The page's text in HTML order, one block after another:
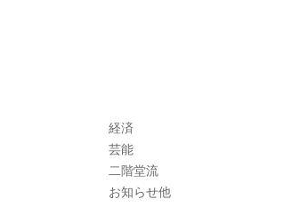
経済
芸能
二階堂流
お知らせ他